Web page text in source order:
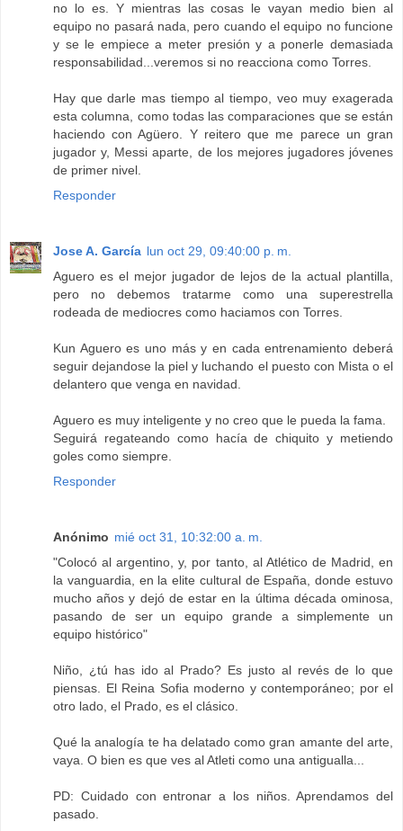
no lo es. Y mientras las cosas le vayan medio bien al
equipo no pasará nada, pero cuando el equipo no funcione
y se le empiece a meter presión y a ponerle demasiada
responsabilidad...veremos si no reacciona como Torres.
Hay que darle mas tiempo al tiempo, veo muy exagerada
esta columna, como todas las comparaciones que se están
haciendo con Agüero. Y reitero que me parece un gran
jugador y, Messi aparte, de los mejores jugadores jóvenes
de primer nivel.
Responder
Jose A. García lun oct 29, 09:40:00 p. m.
Aguero es el mejor jugador de lejos de la actual plantilla,
pero no debemos tratarme como una superestrella
rodeada de mediocres como haciamos con Torres.
Kun Aguero es uno más y en cada entrenamiento deberá
seguir dejandose la piel y luchando el puesto con Mista o el
delantero que venga en navidad.
Aguero es muy inteligente y no creo que le pueda la fama.
Seguirá regateando como hacía de chiquito y metiendo
goles como siempre.
Responder
Anónimo mié oct 31, 10:32:00 a. m.
"Colocó al argentino, y, por tanto, al Atlético de Madrid, en
la vanguardia, en la elite cultural de España, donde estuvo
mucho años y dejó de estar en la última década ominosa,
pasando de ser un equipo grande a simplemente un
equipo histórico"
Niño, ¿tú has ido al Prado? Es justo al revés de lo que
piensas. El Reina Sofia moderno y contemporáneo; por el
otro lado, el Prado, es el clásico.
Qué la analogía te ha delatado como gran amante del arte,
vaya. O bien es que ves al Atleti como una antigualla...
PD: Cuidado con entronar a los niños. Aprendamos del
pasado.